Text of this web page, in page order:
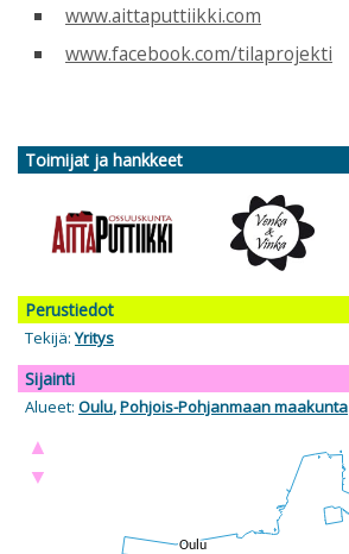
www.aittaputtiikki.com
www.facebook.com/tilaprojekti
Toimijat ja hankkeet
Perustiedot
Tekijä:Yritys
Sijainti
Alueet: Oulu,Pohjois-Pohjanmaan maakunta
▲
▼